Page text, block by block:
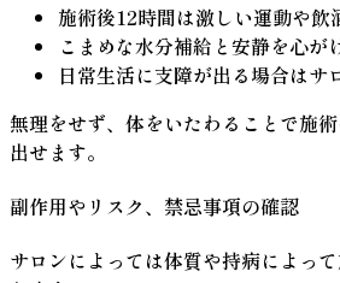
施術後12時間は激しい運動や飲
こまめな水分補給と安静を心が
日常生活に支障が出る場合はサ
無理をせず、体をいたわることで施
出せます。
副作用やリスク、禁忌事項の確認
サロンによっては体質や持病によっ